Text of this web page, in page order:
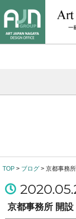
TOP > ブログ > 京都事務
京都事務所 開設